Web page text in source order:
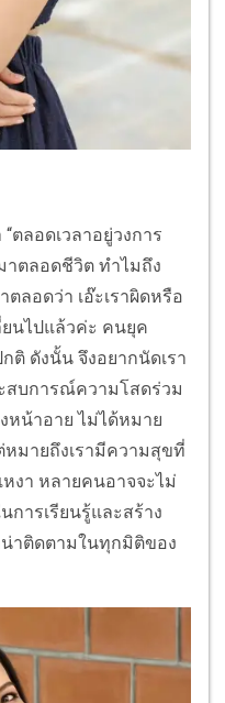
ตลอดเวลาอยู่วงการ
าตลอดชีวิต ทำไมถึง
ลอดว่า เอ๊ะเราผิดหรือ
นไปแล้วค่ะ คนยุค
ติ ดังนั้น จึงอยากนัดเรา
บการณ์ความโสดร่วม
หน้าอาย ไม่ได้หมาย
หมายถึงเรามีความสุขที่
หงา หลายคนอาจจะไม่
การเรียนรู้และสร้าง
าติดตามในทุกมิติของ